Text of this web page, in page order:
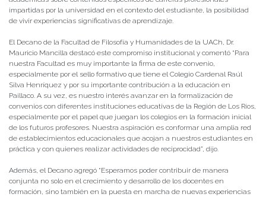
impartidas por la universidad en el contexto del estudiante, la posibilidad
de vivir experiencias significativas de aprendizaje.
El Decano de la Facultad de Filosofía y Humanidades de la UACh, Dr.
Mauricio Mancilla destacó este compromiso institucional y comentó “Para
nuestra Facultad es muy importante la firma de este convenio,
especialmente por el sello formativo que tiene el Colegio Cardenal Raúl
Silva Henríquez y por su importante contribución a la educación en
Paillaco. A su vez, es nuestro interés avanzar en la formalización de
convenios con diferentes instituciones educativas de la Región de Los Ríos,
especialmente por el papel que juegan los colegios en la formación inicial
de los futuros profesores. Nuestra aspiración es conformar una amplia red
de establecimientos educacionales que acojan a nuestros estudiantes en
práctica y con quienes realizar actividades de reciprocidad”, dijo.
Además, el Decano agregó “Esperamos poder contribuir de manera
conjunta no solo en el crecimiento y desarrollo de los docentes en
formación, sino también en la puesta en marcha de nuevas experiencias